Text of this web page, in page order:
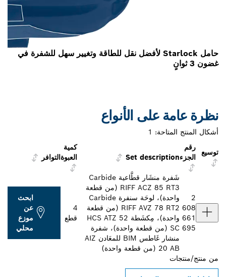
حامل Starlock لأفضل نقل للطاقة وتغيير سهل للشفرة في
غضون 3 ثوانٍ
نظرة عامة على الأنواع
أشكال المنتج المتاحة: 1
توسيع
رقم
الجزءSet description
كمية
العبوةالتوافر
2
608
661
695
شَفرة منشَار قطَّاعية Carbide
RIFF ACZ 85 RT3 (من قطعة
واحدة)، لوحَة سنفرة Carbide
RIFF AVZ 78 RT2 (من قطعة
واحدة)، مِكشَطة HCS ATZ 52
SC (من قطعة واحدة)، شفرة
منشار غَاطس BIM للمعَادن AIZ
20 AB (من قطعة واحدة)
4
قطع
ابحث
عن
موزع
محلي
من منتج/منتجات